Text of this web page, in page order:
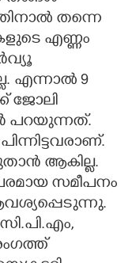
തന്നെ
എണ്ണം
എന്നാൽ 9
ജോലി
പറയുന്നത്.
ആകില്ല.
സമീപനം